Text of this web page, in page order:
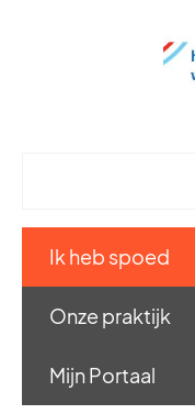
Onze praktijk
Mijn Portaal
Ik heb spoed